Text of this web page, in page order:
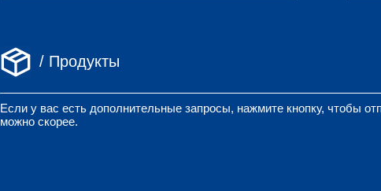
Если у вас есть дополнительные запросы, нажмите кнопку, чтобы
можно скорее.